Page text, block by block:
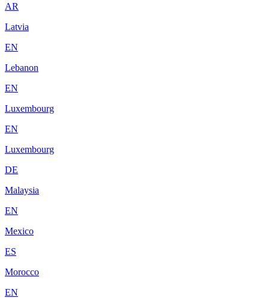
AR
Latvia
EN
Lebanon
EN
Luxembourg
EN
Luxembourg
DE
Malaysia
EN
Mexico
ES
Morocco
EN